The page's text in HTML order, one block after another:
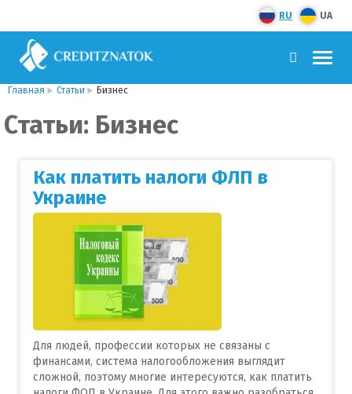
RU UA
Главная Статьи Бизнес
Статьи: Бизнес
Как платить налоги ФЛП в
Украине
Для людей, профессии которых не связаны с
финансами, система налогообложения выглядит
сложной, поэтому многие интересуются, как платить